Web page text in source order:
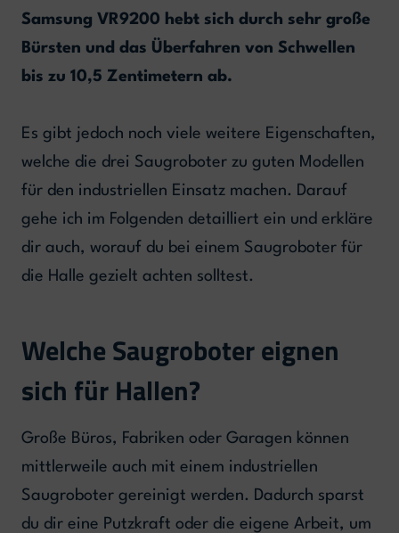
Samsung VR9200 hebt sich durch sehr große
Bürsten und das Überfahren von Schwellen
bis zu 10,5 Zentimetern ab.
Es gibt jedoch noch viele weitere Eigenschaften,
welche die drei Saugroboter zu guten Modellen
für den industriellen Einsatz machen. Darauf
gehe ich im Folgenden detailliert ein und erkläre
dir auch, worauf du bei einem Saugroboter für
die Halle gezielt achten solltest.
Welche Saugroboter eignen
sich für Hallen?
Große Büros, Fabriken oder Garagen können
mittlerweile auch mit einem industriellen
Saugroboter gereinigt werden. Dadurch sparst
du dir eine Putzkraft oder die eigene Arbeit, um